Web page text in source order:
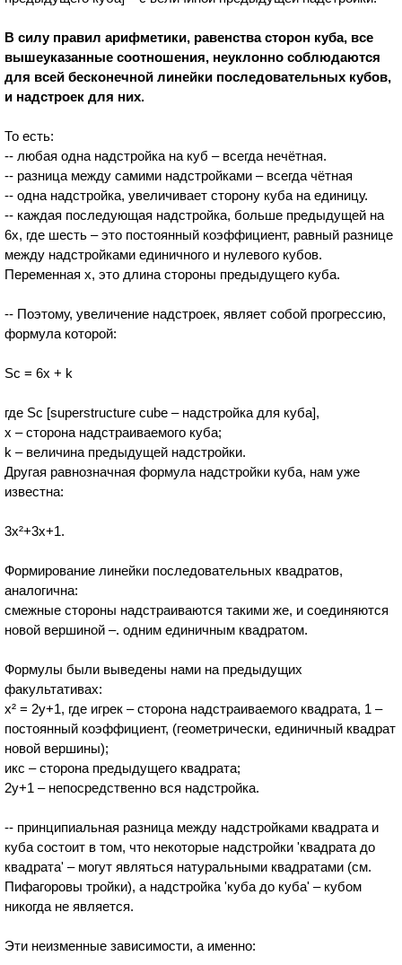
В силу правил арифметики, равенства сторон куба, все
вышеуказанные соотношения, неуклонно соблюдаются
для всей бесконечной линейки последовательных кубов,
и надстроек для них.
То есть:
-- любая одна надстройка на куб – всегда нечётная.
-- разница между самими надстройками – всегда чётная
-- одна надстройка, увеличивает сторону куба на единицу.
-- каждая последующая надстройка, больше предыдущей на
6x, где шесть – это постоянный коэффициент, равный разнице
между надстройками единичного и нулевого кубов.
Переменная x, это длина стороны предыдущего куба.
-- Поэтому, увеличение надстроек, являет собой прогрессию,
формула которой:
Sc = 6х + k
где Sc [superstructure cube – надстройка для куба],
х – сторона надстраиваемого куба;
k – величина предыдущей надстройки.
Другая равнозначная формула надстройки куба, нам уже
известна:
3x²+3x+1.
Формирование линейки последовательных квадратов,
аналогична:
смежные стороны надстраиваются такими же, и соединяются
новой вершиной –. одним единичным квадратом.
Формулы были выведены нами на предыдущих
факультативах:
х² = 2у+1, где игрек – сторона надстраиваемого квадрата, 1 –
постоянный коэффициент, (геометрически, единичный квадрат
новой вершины);
икс – сторона предыдущего квадрата;
2у+1 – непосредственно вся надстройка.
-- принципиальная разница между надстройками квадрата и
куба состоит в том, что некоторые надстройки 'квадрата до
квадрата' – могут являться натуральными квадратами (см.
Пифагоровы тройки), а надстройка 'куба до куба' – кубом
никогда не является.
Эти неизменные зависимости, а именно: